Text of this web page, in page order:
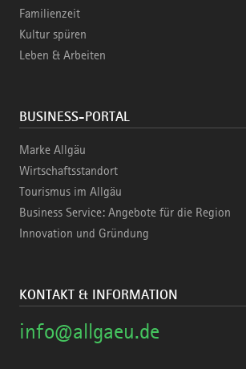
Familienzeit
Kultur spüren
Leben & Arbeiten
BUSINESS-PORTAL
Marke Allgäu
Wirtschaftsstandort
Tourismus im Allgäu
Business Service: Angebote für die Region
Innovation und Gründung
KONTAKT & INFORMATION
info@allgaeu.de